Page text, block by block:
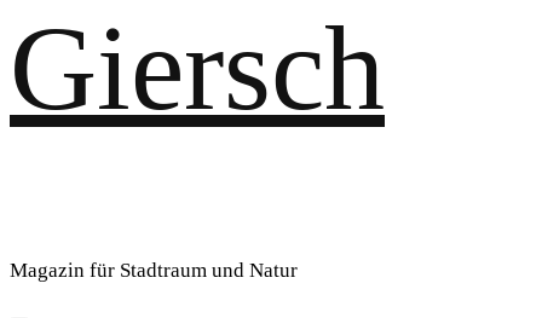
Giersch
Magazin für Stadtraum und Natur